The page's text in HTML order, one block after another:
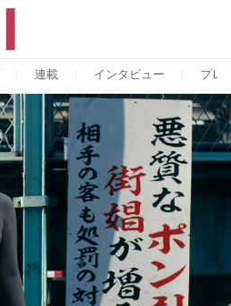
連載 インタビュー プレ